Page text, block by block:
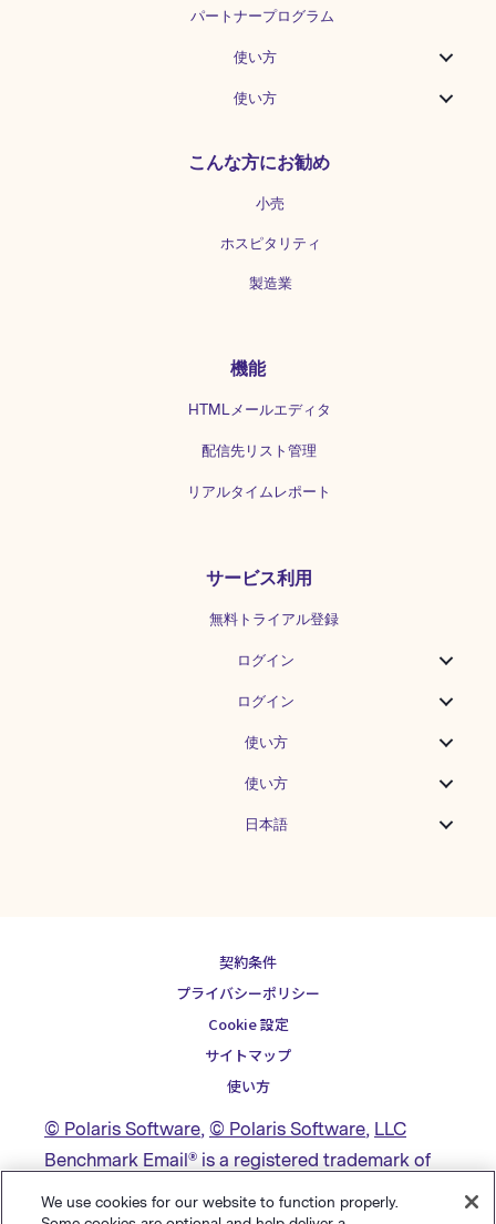
ん。他社のロボットトラクターや、トラ
のに数百万円〜数千万円のコストが掛か
ります。弊社の場合はアプリを無料でダ
ウンロードして、実際に試して良ければ
なっています。 ━メールの目的は？ 弊社
では、システムメール（パスワード変更
のためのメールなど）とプロモーション
パートナープログラム
使い方
使い方
こんな方にお勧め
小売
ホスピタリティ
製造業
機能
HTMLメールエディタ
配信先リスト管理
リアルタイムレポート
サービス利用
無料トライアル登録
ログイン
ログイン
使い方
使い方
日本語
契約条件
プライバシーポリシー
Cookie 設定
サイトマップ
使い方
© Polaris Software, © Polaris Software, LLC
Benchmark Email® is a registered trademark of
Polaris Software, LLC
We use cookies for our website to function properly.